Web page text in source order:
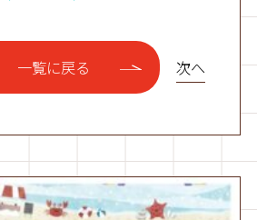
一覧に戻る 次へ